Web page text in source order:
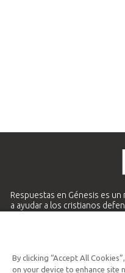
Respuestas en Génesis es
a ayudar a los cristianos
By clicking “Accept All
on your device to enhance site